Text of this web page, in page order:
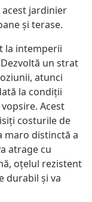
jardinier
și terase.
la intemperii
un strat
atunci
la condiții
Acest
costurile de
maro distinctă a
atrage cu
oțelul rezistent
durabil și va